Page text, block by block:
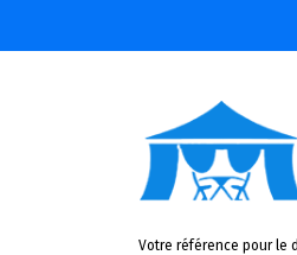
Votre référence pour le